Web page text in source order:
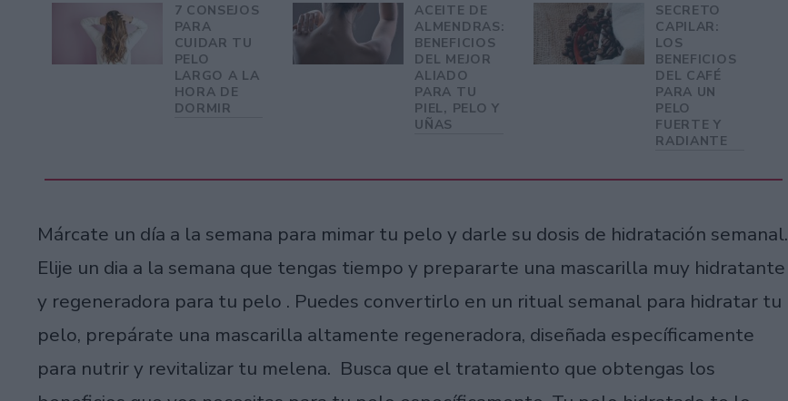
7 CONSEJOS
PARA
CUIDAR TU
PELO
LARGO A LA
HORA DE
DORMIR
ACEITE DE
ALMENDRAS:
BENEFICIOS
DEL MEJOR
ALIADO
PARA TU
PIEL, PELO Y
UÑAS
SECRETO
CAPILAR:
LOS
BENEFICIOS
DEL CAFÉ
PARA UN
PELO
FUERTE Y
RADIANTE
Márcate un día a la semana para mimar tu pelo y darle su dosis de hidratación semanal.
Elije un dia a la semana que tengas tiempo y prepararte una mascarilla muy hidratante
y regeneradora para tu pelo . Puedes convertirlo en un ritual semanal para hidratar tu
pelo, prepárate una mascarilla altamente regeneradora, diseñada específicamente
para nutrir y revitalizar tu melena. Busca que el tratamiento que obtengas los